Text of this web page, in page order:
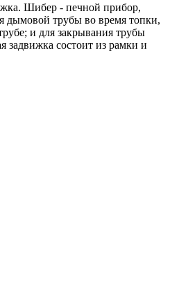
Шибер - печной прибор,
дымовой трубы во время топки,
и для закрывания трубы
задвижка состоит из рамки и